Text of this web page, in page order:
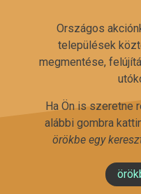
Országos
települések
megmentése,
Ha Ön is szeretne
alábbi gombra
örökbe egy